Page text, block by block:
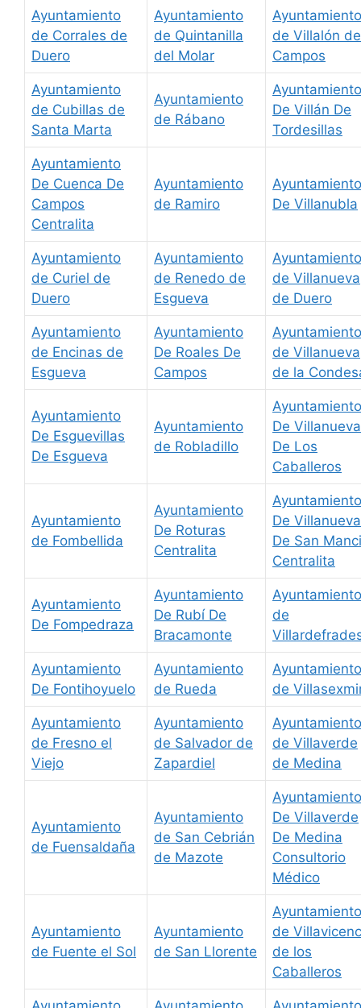
Ayuntamiento
de Corrales de
Duero
Ayuntamiento
de Quintanilla
del Molar
Ayuntamiento
de Villalón de
Campos
Ayuntamiento
de Cubillas de
Santa Marta
Ayuntamiento
de Rábano
Ayuntamiento
De Villán De
Tordesillas
Ayuntamiento
De Cuenca De
Campos
Centralita
Ayuntamiento
de Ramiro
Ayuntamiento
De Villanubla
Ayuntamiento
de Curiel de
Duero
Ayuntamiento
de Renedo de
Esgueva
Ayuntamiento
de Villanueva
de Duero
Ayuntamiento
de Encinas de
Esgueva
Ayuntamiento
De Roales De
Campos
Ayuntamiento
de Villanueva
de la
Ayuntamiento
De Esguevillas
De Esgueva
Ayuntamiento
de Robladillo
Ayuntamiento
De Villanueva
De Los
Caballeros
Ayuntamiento
de Fombellida
Ayuntamiento
De Roturas
Centralita
Ayuntamiento
De Villanueva
De San
Centralita
Ayuntamiento
De Fompedraza
Ayuntamiento
De Rubí De
Bracamonte
Ayuntamiento
de
Ayuntamiento
De Fontihoyuelo
Ayuntamiento
de Rueda
Ayuntamiento
de
Ayuntamiento
de Fresno el
Viejo
Ayuntamiento
de Salvador de
Zapardiel
Ayuntamiento
de Villaverde
de Medina
Ayuntamiento
de Fuensaldaña
Ayuntamiento
de San Cebrián
de Mazote
Ayuntamiento
De Villaverde
De Medina
Consultorio
Médico
Ayuntamiento
de Fuente el Sol
Ayuntamiento
de San Llorente
Ayuntamiento
de
de los
Caballeros